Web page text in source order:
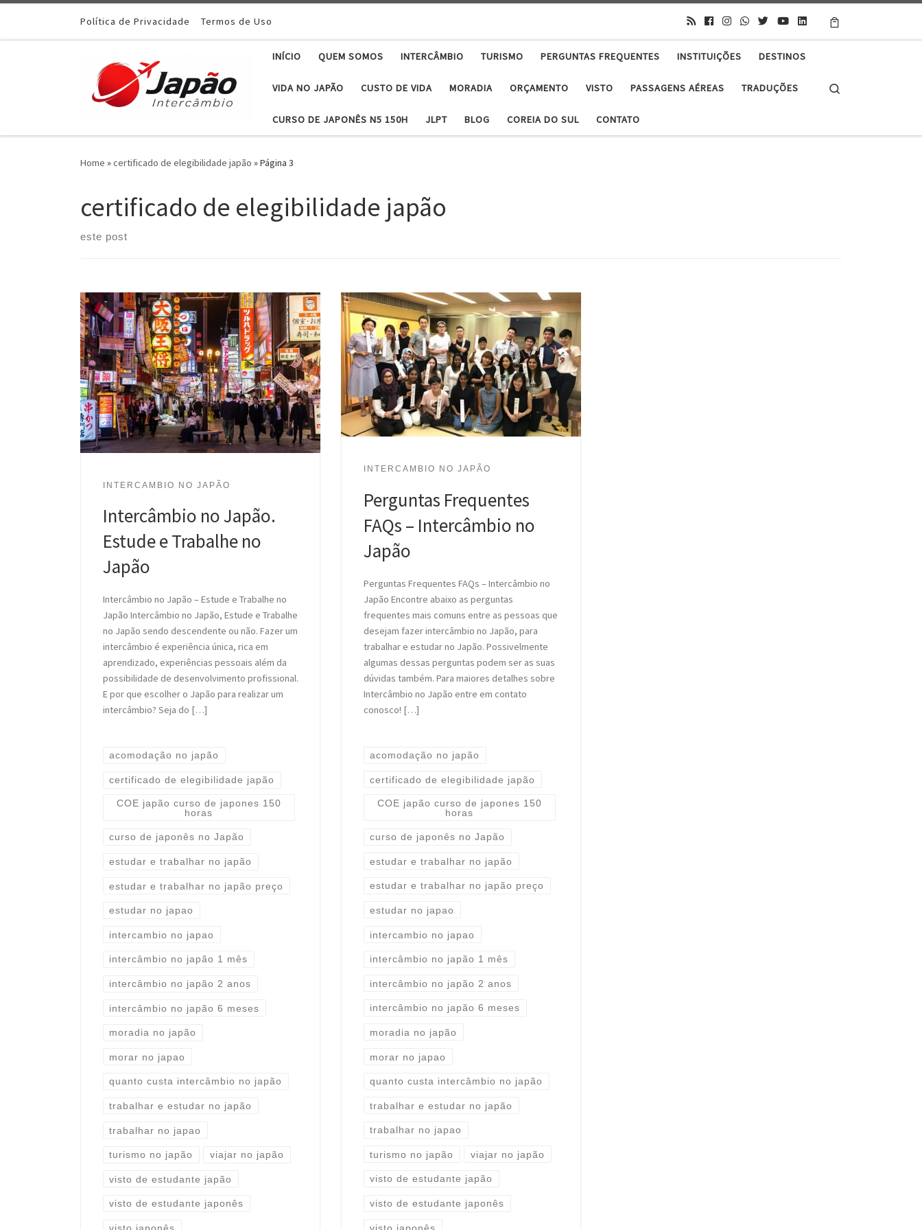
Política de Privacidade Termos de Uso
INÍCIO QUEM SOMOS INTERCÂMBIO TURISMO PERGUNTAS FREQUENTES INSTITUIÇÕES DESTINOS
VIDA NO JAPÃO CUSTO DE VIDA MORADIA ORÇAMENTO VISTO PASSAGENS AÉREAS TRADUÇÕES
CURSO DE JAPONÊS N5 150H JLPT BLOG COREIA DO SUL CONTATO
Home »certificado de elegibilidade japão »Página 3
certificado de elegibilidade japão
este post
INTERCAMBIO NO JAPÃO
Intercâmbio no Japão.
Estude e Trabalhe no
Japão
Intercâmbio no Japão – Estude e Trabalhe no
Japão Intercâmbio no Japão, Estude e Trabalhe
no Japão sendo descendente ou não. Fazer um
intercâmbio é experiência única, rica em
aprendizado, experiências pessoais além da
possibilidade de desenvolvimento profissional.
E por que escolher o Japão para realizar um
intercâmbio? Seja do […]
acomodação no japão
certificado de elegibilidade japão
COE japão curso de japones 150
horas
curso de japonês no Japão
estudar e trabalhar no japão
estudar e trabalhar no japão preço
estudar no japao
intercambio no japao
intercâmbio no japão 1 mês
intercâmbio no japão 2 anos
intercâmbio no japão 6 meses
moradia no japão
morar no japao
quanto custa intercâmbio no japão
trabalhar e estudar no japão
trabalhar no japao
turismo no japão viajar no japão
visto de estudante japão
visto de estudante japonês
INTERCAMBIO NO JAPÃO
Perguntas Frequentes
FAQs – Intercâmbio no
Japão
Perguntas Frequentes FAQs – Intercâmbio no
Japão Encontre abaixo as perguntas
frequentes mais comuns entre as pessoas que
desejam fazer intercâmbio no Japão, para
trabalhar e estudar no Japão. Possivelmente
algumas dessas perguntas podem ser as suas
dúvidas também. Para maiores detalhes sobre
Intercâmbio no Japão entre em contato
conosco! […]
acomodação no japão
certificado de elegibilidade japão
COE japão curso de japones 150
horas
curso de japonês no Japão
estudar e trabalhar no japão
estudar e trabalhar no japão preço
estudar no japao
intercambio no japao
intercâmbio no japão 1 mês
intercâmbio no japão 2 anos
intercâmbio no japão 6 meses
moradia no japão
morar no japao
quanto custa intercâmbio no japão
trabalhar e estudar no japão
trabalhar no japao
turismo no japão viajar no japão
visto de estudante japão
visto de estudante japonês
visto japonês